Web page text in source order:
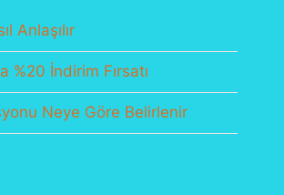
Anlaşılır
%20 İndirim Fırsatı
Neye Göre Belirlenir